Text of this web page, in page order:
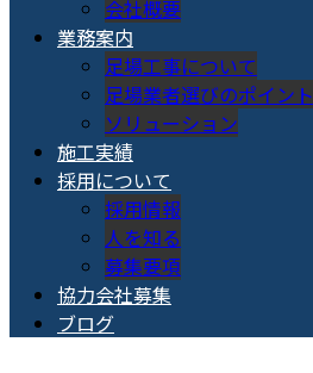
会社概要
業務案内
足場工事について
足場業者選びのポイント
ソリューション
施工実績
採用について
採用情報
人を知る
募集要項
協力会社募集
ブログ